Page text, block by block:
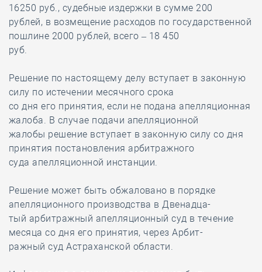
16250 руб., судебные издержки в сумме 200
рублей, в возмещение расходов по государственной
пошлине 2000 рублей, всего – 18 450
руб.
Решение по настоящему делу вступает в законную
силу по истечении месячного срока
со дня его принятия, если не подана апелляционная
жалоба. В случае подачи апелляционной
жалобы решение вступает в законную силу со дня
принятия постановления арбитражного
суда апелляционной инстанции.
Решение может быть обжаловано в порядке
апелляционного производства в Двенадца-
тый арбитражный апелляционный суд в течение
месяца со дня его принятия, через Арбит-
ражный суд Астраханской области.